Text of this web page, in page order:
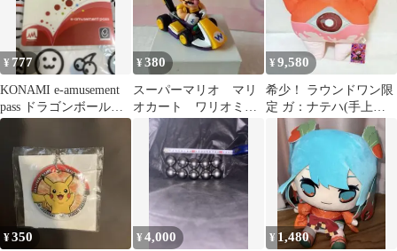
¥ 777
KONAMI e-amusement
pass ドラゴンボールス
ーパーダイバーズ
¥380
スーパーマリオ マリ
オカート ワリオミニ
カー 未使用品
¥9,580
希少！ ラウンドワン限
定 ガ：ナテハ(手上げ)
ぬいぐるみ デュエマ
¥350 ¥4,000 ¥ 1,480